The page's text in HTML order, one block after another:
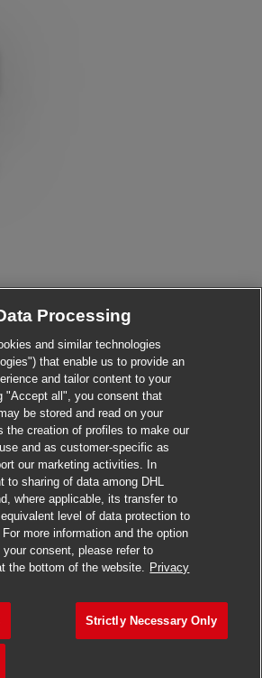
Processing
and similar technologies
that enable us to provide an
and tailor content to your
"Accept all", you consent that
be stored and read on your
the creation of profiles to make our
and as customer-specific as
our marketing activities. In
to sharing of data among DHL
where applicable, its transfer to
level of data protection to
more information and the option
consent, please refer to
the bottom of the website. Privacy
Strictly Necessary Only
chatbot notification